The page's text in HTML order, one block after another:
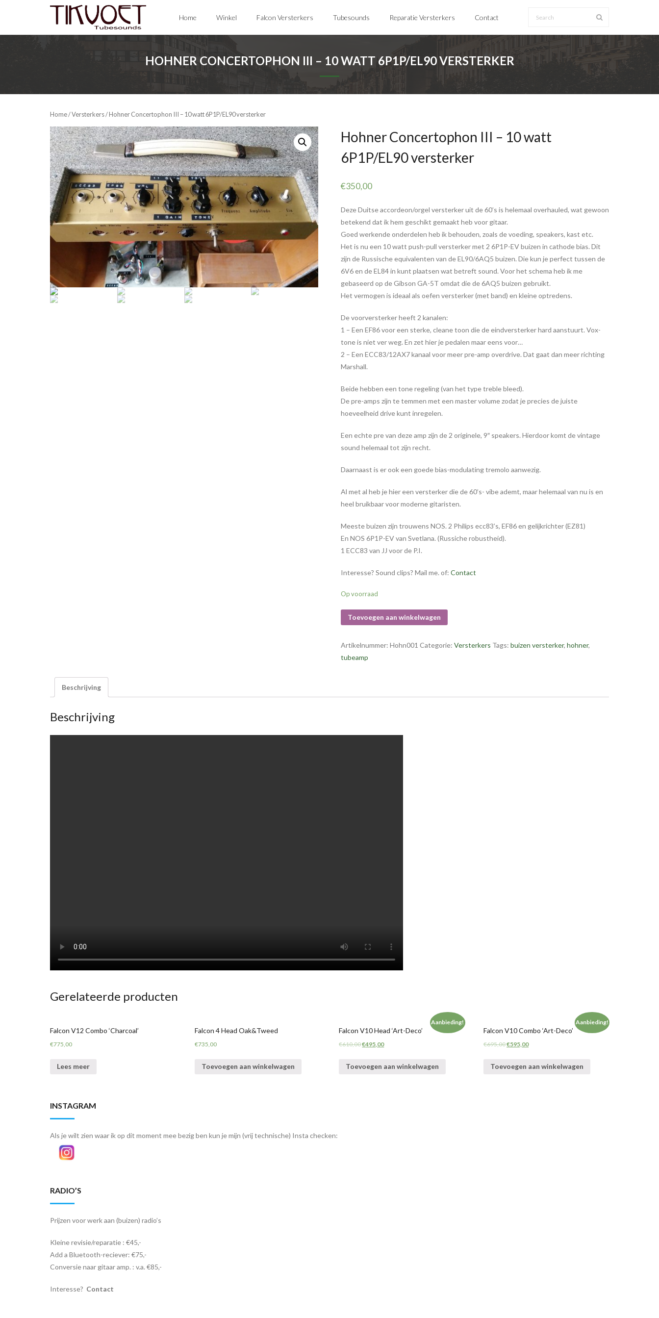
Home Winkel Falcon Versterkers Tubesounds Reparatie Versterkers Contact
HOHNER CONCERTOPHON III – 10 WATT 6P1P/EL90 VERSTERKER
Home/Versterkers/ Hohner Concertophon III – 10 watt 6P1P/EL90 versterker
Hohner Concertophon III – 10 watt
6P1P/EL90 versterker
€350,00
Deze Duitse accordeon/orgel versterker uit de 60’s is helemaal overhauled, wat gewoon
betekend dat ik hem geschikt gemaakt heb voor gitaar.
Goed werkende onderdelen heb ik behouden, zoals de voeding, speakers, kast etc.
Het is nu een 10 watt push-pull versterker met 2 6P1P-EV buizen in cathode bias. Dit
zijn de Russische equivalenten van de EL90/6AQ5 buizen. Die kun je perfect tussen de
6V6 en de EL84 in kunt plaatsen wat betreft sound. Voor het schema heb ik me
gebaseerd op de Gibson GA-5T omdat die de 6AQ5 buizen gebruikt.
Het vermogen is ideaal als oefen versterker (met band) en kleine optredens.
De voorversterker heeft 2 kanalen:
1 – Een EF86 voor een sterke, cleane toon die de eindversterker hard aanstuurt. Vox-
tone is niet ver weg. En zet hier je pedalen maar eens voor…
2 – Een ECC83/12AX7 kanaal voor meer pre-amp overdrive. Dat gaat dan meer richting
Marshall.
Beide hebben een tone regeling (van het type treble bleed).
De pre-amps zijn te temmen met een master volume zodat je precies de juiste
hoeveelheid drive kunt inregelen.
Een echte pre van deze amp zijn de 2 originele, 9″ speakers. Hierdoor komt de vintage
sound helemaal tot zijn recht.
Daarnaast is er ook een goede bias-modulating tremolo aanwezig.
Al met al heb je hier een versterker die de 60’s- vibe ademt, maar helemaal van nu is en
heel bruikbaar voor moderne gitaristen.
Meeste buizen zijn trouwens NOS. 2 Philips ecc83’s, EF86 en gelijkrichter (EZ81)
En NOS 6P1P-EV van Svetlana. (Russiche robustheid).
1 ECC83 van JJ voor de P.I.
Interesse? Sound clips? Mail me. of: Contact
Op voorraad
Toevoegen aan winkelwagen
Artikelnummer: Hohn001 Categorie: Versterkers Tags: buizen versterker, hohner,
tubeamp
Beschrijving
Beschrijving
Gerelateerde producten
Falcon V12 Combo ‘Charcoal’
€775,00
Lees meer
Falcon 4 Head Oak&Tweed
€735,00
Toevoegen aan winkelwagen
Aanbieding!
Falcon V10 Head ‘Art-Deco’
€610,00€495,00
Toevoegen aan winkelwagen
Aanbieding!
Falcon V10 Combo ‘Art-Deco’
€695,00€595,00
Toevoegen aan winkelwagen
INSTAGRAM
Als je wilt zien waar ik op dit moment mee bezig ben kun je mijn (vrij technische) Insta checken:
RADIO’S
Prijzen voor werk aan (buizen) radio’s
Kleine revisie/reparatie : €45,-
Add a Bluetooth-reciever: €75,-
Conversie naar gitaar amp. : v.a. €85,-
Interesse? Contact